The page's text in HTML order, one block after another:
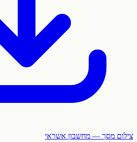
צילום מסך — מחשבון אשראי